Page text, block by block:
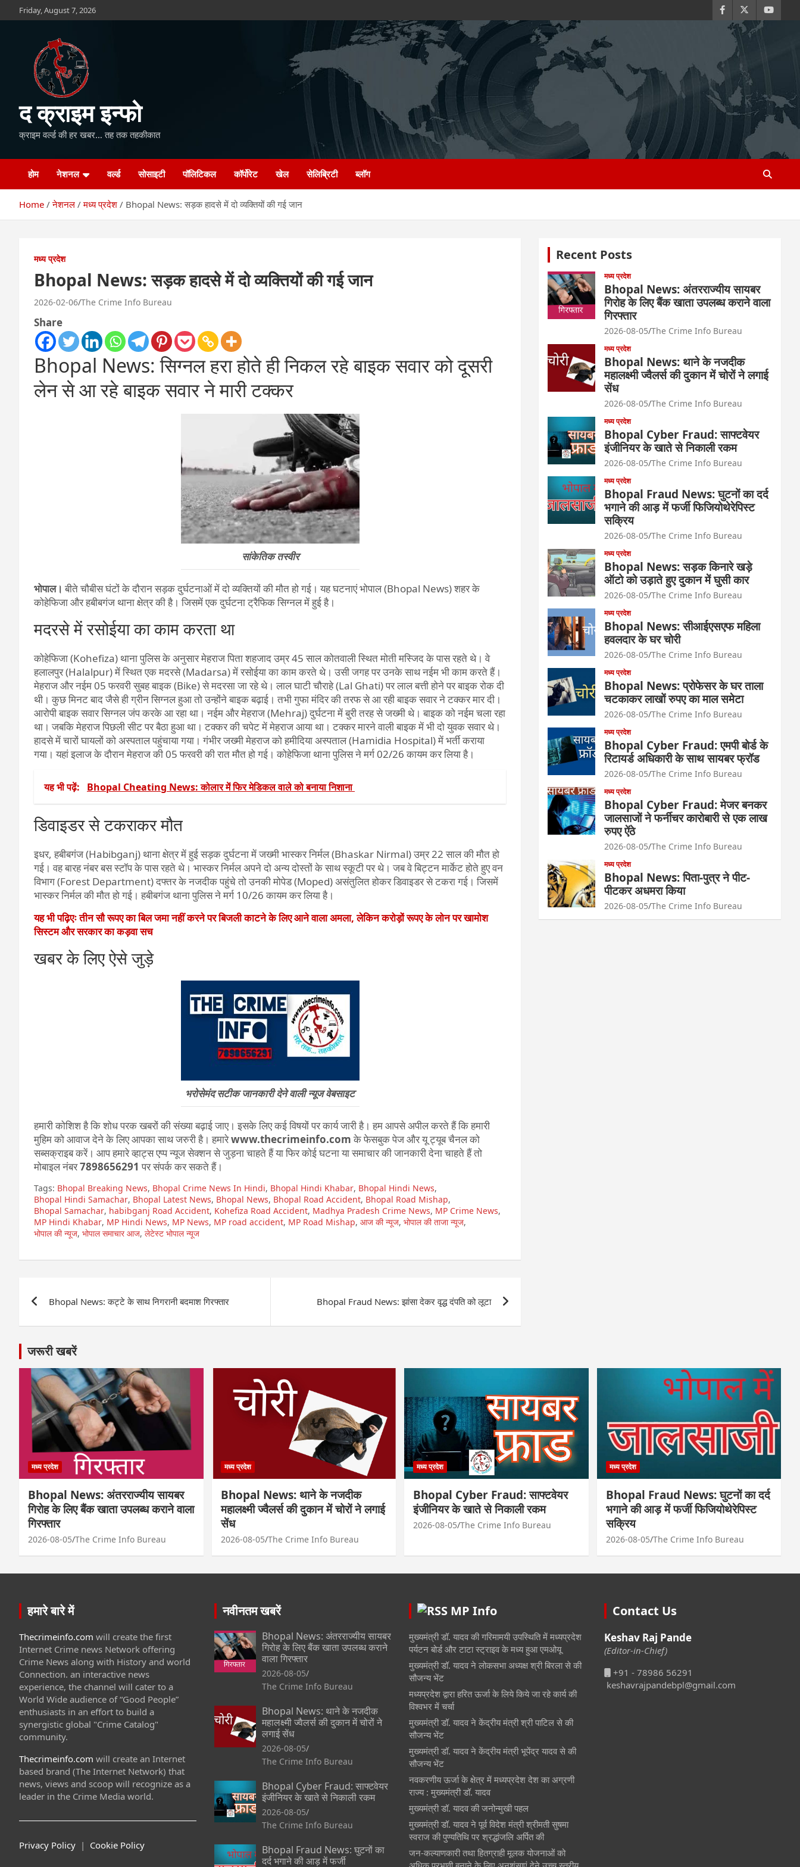
to
Friday, August 7, 2026
द क्राइम इन्फो
क्राइम वर्ल्ड की हर खबर… तह तक तहकीकात
होम नेशनल वर्ल्ड सोसाइटी पॉलिटिकल कॉर्पोरेट खेल सेलिब्रिटी ब्लॉग
Home नेशनल मध्य प्रदेश Bhopal News: सड़क हादसे में दो व्यक्तियों की गई जान
मध्य प्रदेश
Bhopal News: सड़क हादसे में दो व्यक्तियों की गई जान
2026-02-06 The Crime Info Bureau
Share
Bhopal News: सिग्नल हरा होते ही निकल रहे बाइक सवार को दूसरी
लेन से आ रहे बाइक सवार ने मारी टक्कर
सांकेतिक तस्वीर
भोपाल। बीते चौबीस घंटों के दौरान सड़क दुर्घटनाओं में दो व्यक्तियों की मौत हो गई। यह घटनाएं भोपाल (Bhopal News) शहर के
कोहेफिजा और हबीबगंज थाना क्षेत्र की है। जिसमें एक दुर्घटना ट्रैफिक सिग्नल में हुई है।
मदरसे में रसोईया का काम करता था
कोहेफिजा (Kohefiza) थाना पुलिस के अनुसार मेहराज पिता शहजाद उम्र 45 साल कोतवाली स्थित मोती मस्जिद के पास रहते थे। वे
हलालपुर (Halalpur) में स्थित एक मदरसे (Madarsa) में रसोईया का काम करते थे। उसी जगह पर उनके साथ नईम भी काम करते हैं।
मेहराज और नईम 05 फरवरी सुबह बाइक (Bike) से मदरसा जा रहे थे। लाल घाटी चौराहे (Lal Ghati) पर लाल बत्ती होने पर बाइक रोक दी
थी। कुछ मिनट बाद जैसे ही ग्रीन सिग्नल हुआ तो उन्होंने बाइक बढ़ाई। तभी गुफा मंदिर की तरफ से आ रही बाइक सवार ने टक्कर मार दी।
आरोपी बाइक सवार सिग्नल जंप करके आ रहा था। नईम और मेहराज (Mehraj) दुर्घटना में बुरी तरह से जख्मी थे। बाइक को नईम चला रहा
था। जबकि मेहराज पिछली सीट पर बैठा हुआ था। टक्कर की चपेट में मेहराज आया था। टक्कर मारने वाली बाइक में भी दो युवक सवार थे।
हादसे में चारों घायलों को अस्पताल पहुंचाया गया। गंभीर जख्मी मेहराज को हमीदिया अस्पताल (Hamidia Hospital) में भर्ती कराया
गया। यहां इलाज के दौरान मेहराज की 05 फरवरी की रात मौत हो गई। कोहेफिजा थाना पुलिस ने मर्ग 02/26 कायम कर लिया है।
यह भी पढ़ें: Bhopal Cheating News: कोलार में फिर मेडिकल वाले को बनाया निशाना
डिवाइडर से टकराकर मौत
इधर, हबीबगंज (Habibganj) थाना क्षेत्र में हुई सड़क दुर्घटना में जख्मी भास्कर निर्मल (Bhaskar Nirmal) उम्र 22 साल की मौत हो
गई। वह बारह नंबर बस स्टॉप के पास रहते थे। भास्कर निर्मल अपने दो अन्य दोस्तों के साथ स्कूटी पर थे। जब वे बिट्टन मार्केट होते हुए वन
विभाग (Forest Department) दफ्तर के नजदीक पहुंचे तो उनकी मोपेड (Moped) असंतुलित होकर डिवाइडर से टकरा गई। जिसमें
भास्कर निर्मल की मौत हो गई। हबीबगंज थाना पुलिस ने मर्ग 10/26 कायम कर लिया है।
यह भी पढ़िएः तीन सौ रूपए का बिल जमा नहीं करने पर बिजली काटने के लिए आने वाला अमला, लेकिन करोड़ों रूपए के लोन पर खामोश
सिस्टम और सरकार का कड़वा सच
खबर के लिए ऐसे जुड़े
भरोसेमंद सटीक जानकारी देने वाली न्यूज वेबसाइट
हमारी कोशिश है कि शोध परक खबरों की संख्या बढ़ाई जाए। इसके लिए कई विषयों पर कार्य जारी है। हम आपसे अपील करते हैं कि हमारी
मुहिम को आवाज देने के लिए आपका साथ जरुरी है। हमारेwww.thecrimeinfo.comके फेसबुक पेज और यू ट्यूब चैनल को
सब्सक्राइब करें। आप हमारे व्हाट्स एप्प न्यूज सेक्शन से जुड़ना चाहते हैं या फिर कोई घटना या समाचार की जानकारी देना चाहते हैं तो
मोबाइल नंबर7898656291 पर संपर्क कर सकते हैं।
Tags: Bhopal Breaking News, Bhopal Crime News In Hindi, Bhopal Hindi Khabar, Bhopal Hindi News,
Bhopal Hindi Samachar, Bhopal Latest News, Bhopal News, Bhopal Road Accident, Bhopal Road Mishap,
Bhopal Samachar, habibganj Road Accident, Kohefiza Road Accident, Madhya Pradesh Crime News, MP Crime News,
MP Hindi Khabar, MP Hindi News, MP News, MP road accident, MP Road Mishap, आज की न्यूज, भोपाल की ताजा न्यूज,
भोपाल की न्यूज, भोपाल समाचार आज, लेटेस्ट भोपाल न्यूज
navigation
Bhopal News: कट्टे के साथ निगरानी बदमाश गिरफ्तार Bhopal Fraud News: झांसा देकर वृद्ध दंपति को लूटा
Recent Posts
मध्य प्रदेश
Bhopal News: अंतरराज्यीय सायबर
गिरोह के लिए बैंक खाता उपलब्ध कराने वाला
गिरफ्तार
2026-08-05 The Crime Info Bureau
मध्य प्रदेश
Bhopal News: थाने के नजदीक
महालक्ष्मी ज्वैलर्स की दुकान में चोरों ने लगाई
सेंध
2026-08-05 The Crime Info Bureau
मध्य प्रदेश
Bhopal Cyber Fraud: साफ्टवेयर
इंजीनियर के खाते से निकाली रकम
2026-08-05 The Crime Info Bureau
मध्य प्रदेश
Bhopal Fraud News: घुटनों का दर्द
भगाने की आड़ में फर्जी फिजियोथेरेपिस्ट
सक्रिय
2026-08-05 The Crime Info Bureau
मध्य प्रदेश
Bhopal News: सड़क किनारे खड़े
ऑटो को उड़ाते हुए दुकान में घुसी कार
2026-08-05 The Crime Info Bureau
मध्य प्रदेश
Bhopal News: सीआईएसएफ महिला
हवलदार के घर चोरी
2026-08-05 The Crime Info Bureau
मध्य प्रदेश
Bhopal News: प्रोफेसर के घर ताला
चटकाकर लाखों रुपए का माल समेटा
2026-08-05 The Crime Info Bureau
मध्य प्रदेश
Bhopal Cyber Fraud: एमपी बोर्ड के
रिटायर्ड अधिकारी के साथ सायबर फ्रॉड
2026-08-05 The Crime Info Bureau
मध्य प्रदेश
Bhopal Cyber Fraud: मेजर बनकर
जालसाजों ने फर्नीचर कारोबारी से एक लाख
रुपए ऐंठे
2026-08-05 The Crime Info Bureau
मध्य प्रदेश
Bhopal News: पिता-पुत्र ने पीट-
पीटकर अधमरा किया
2026-08-05 The Crime Info Bureau
जरूरी खबरें
मध्य प्रदेश
Bhopal News: अंतरराज्यीय सायबर
गिरोह के लिए बैंक खाता उपलब्ध कराने वाला
गिरफ्तार
2026-08-05 The Crime Info Bureau
मध्य प्रदेश
Bhopal News: थाने के नजदीक
महालक्ष्मी ज्वैलर्स की दुकान में चोरों ने लगाई
सेंध
2026-08-05 The Crime Info Bureau
मध्य प्रदेश
Bhopal Cyber Fraud: साफ्टवेयर
इंजीनियर के खाते से निकाली रकम
2026-08-05 The Crime Info Bureau
मध्य प्रदेश
Bhopal Fraud News: घुटनों का दर्द
भगाने की आड़ में फर्जी फिजियोथेरेपिस्ट
सक्रिय
2026-08-05 The Crime Info Bureau
हमारे बारे में
Thecrimeinfo.com will create the first
Internet Crime news Network offering
Crime News along with History and world
Connection. an interactive news
experience, the channel will cater to a
World Wide audience of “Good People”
enthusiasts in an effort to build a
synergistic global "Crime Catalog"
community.
Thecrimeinfo.com will create an Internet
based brand (The Internet Network) that
news, views and scoop will recognize as a
leader in the Crime Media world.
Privacy Policy | Cookie Policy
नवीनतम खबरें
Bhopal News: अंतरराज्यीय सायबर
गिरोह के लिए बैंक खाता उपलब्ध कराने
वाला गिरफ्तार
2026-08-05
The Crime Info Bureau
Bhopal News: थाने के नजदीक
महालक्ष्मी ज्वैलर्स की दुकान में चोरों ने
लगाई सेंध
2026-08-05
The Crime Info Bureau
Bhopal Cyber Fraud: साफ्टवेयर
इंजीनियर के खाते से निकाली रकम
2026-08-05
The Crime Info Bureau
Bhopal Fraud News: घुटनों का
दर्द भगाने की आड़ में फर्जी
MP Info
मुख्यमंत्री डॉ. यादव की गरिमामयी उपस्थिति में मध्यप्रदेश
पर्यटन बोर्ड और टाटा स्ट्राइव के मध्य हुआ एमओयू
मुख्यमंत्री डॉ. यादव ने लोकसभा अध्यक्ष श्री बिरला से की
सौजन्य भेंट
मध्यप्रदेश द्वारा हरित ऊर्जा के लिये किये जा रहे कार्य की
विश्वभर में चर्चा
मुख्यमंत्री डॉ. यादव ने केंद्रीय मंत्री श्री पाटिल से की
सौजन्य भेंट
मुख्यमंत्री डॉ. यादव ने केंद्रीय मंत्री भूपेंद्र यादव से की
सौजन्य भेंट
नवकरणीय ऊर्जा के क्षेत्र में मध्यप्रदेश देश का अग्रणी
राज्य : मुख्यमंत्री डॉ. यादव
मुख्यमंत्री डॉ. यादव की जनोन्मुखी पहल
मुख्यमंत्री डॉ. यादव ने पूर्व विदेश मंत्री श्रीमती सुषमा
स्वराज की पुण्यतिथि पर श्रद्धांजलि अर्पित की
जन-कल्याणकारी तथा हितग्राही मूलक योजनाओं को
Contact Us
Keshav Raj Pande
(Editor-in-Chief)
+91 - 78986 56291
keshavrajpandebpl@gmail.com